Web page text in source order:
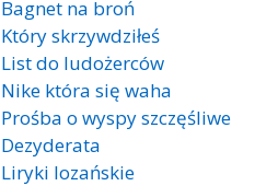
Bagnet na broń
Który skrzywdziłeś
List do ludożerców
Nike która się waha
Prośba o wyspy szczęśliwe
Dezyderata
Liryki lozańskie